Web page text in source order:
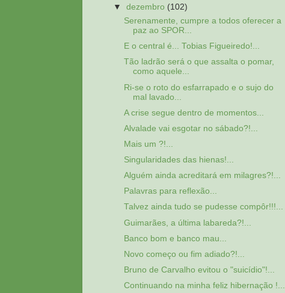
▼dezembro (102)
Serenamente, cumpre a todos oferecer a
paz ao SPOR...
E o central é... Tobias Figueiredo!...
Tão ladrão será o que assalta o pomar,
como aquele...
Ri-se o roto do esfarrapado e o sujo do
mal lavado...
A crise segue dentro de momentos...
Alvalade vai esgotar no sábado?!...
Mais um ?!...
Singularidades das hienas!...
Alguém ainda acreditará em milagres?!...
Palavras para reflexão...
Talvez ainda tudo se pudesse compôr!!!...
Guimarães, a última labareda?!...
Banco bom e banco mau...
Novo começo ou fim adiado?!...
Bruno de Carvalho evitou o "suicídio"!...
Continuando na minha feliz hibernação !...